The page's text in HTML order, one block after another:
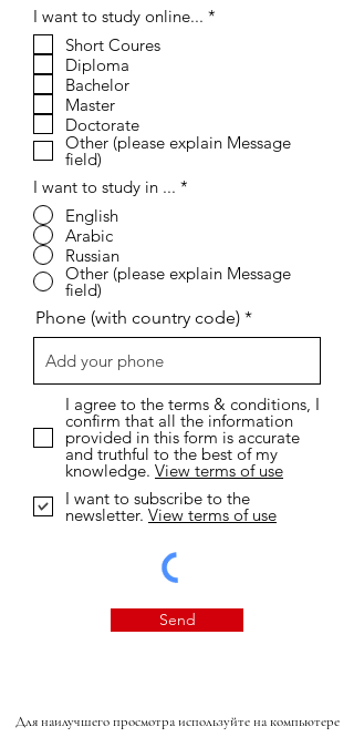
I want to study online... *
ь
Short Coures
Diploma
Bachelor
Master
Doctorate
Other (please explain Message
field)
I want to study in ... *
English
Arabic
Russian
Other (please explain Message
field)
Phone (with country code)
I agree to the terms & conditions, I
confirm that all the information
provided in this form is accurate
and truthful to the best of my
knowledge. View terms of use
I want to subscribe to the
newsletter. View terms of use
Send
Для наилучшего просмотра используйте на компьютере